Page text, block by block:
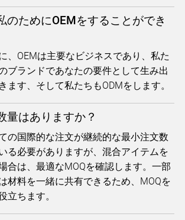
のためにOEMをすることができ
、OEMは主要なビジネスであり、私た
ブランドであなたの要件として生み出
ます、そして私たちもODMをします。
量はありますか？
の国際的な注文が継続的な最小注文数
る必要がありますが、混合アイテムを
合は、最適なMOQを確認します。一部
材料を一緒に共有できるため、MOQを
立ちます。